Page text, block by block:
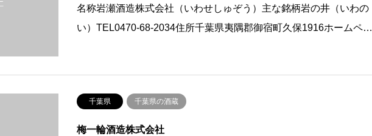
名称岩瀬酒造株式会社（いわせしゅぞう）主な銘柄岩の井（いわの
い）TEL0470-68-2034住所千葉県夷隅郡御宿町久保1916ホームペ…
千葉県 千葉県の酒蔵
梅一輪酒造株式会社